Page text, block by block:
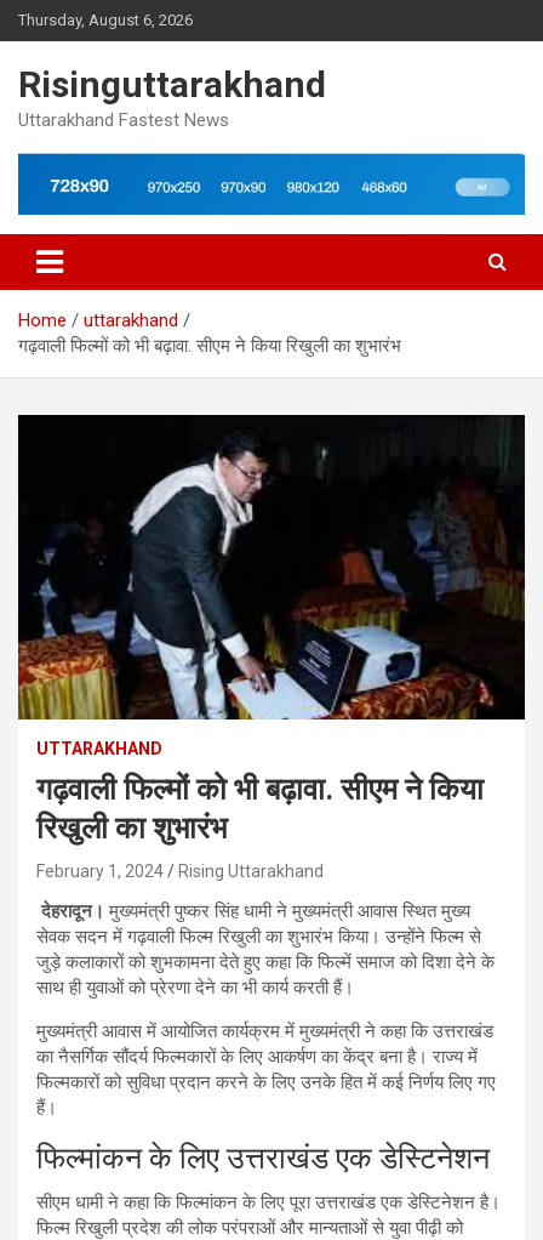
Skip
to
Thursday, August 6, 2026
Risinguttarakhand
Uttarakhand Fastest News
Home
uttarakhand
गढ़वाली फिल्मों को भी बढ़ावा. सीएम ने किया रिखुली का शुभारंभ
UTTARAKHAND
गढ़वाली फिल्मों को भी बढ़ावा. सीएम ने किया
रिखुली का शुभारंभ
February 1, 2024 Rising Uttarakhand
देहरादून। मुख्यमंत्री पुष्कर सिंह धामी ने मुख्यमंत्री आवास स्थित मुख्य
सेवक सदन में गढ़वाली फिल्म रिखुली का शुभारंभ किया। उन्होंने फिल्म से
जुड़े कलाकारों को शुभकामना देते हुए कहा कि फिल्में समाज को दिशा देने के
साथ ही युवाओं को प्रेरणा देने का भी कार्य करती हैं।
मुख्यमंत्री आवास में आयोजित कार्यक्रम में मुख्यमंत्री ने कहा कि उत्तराखंड
का नैसर्गिक सौंदर्य फिल्मकारों के लिए आकर्षण का केंद्र बना है। राज्य में
फिल्मकारों को सुविधा प्रदान करने के लिए उनके हित में कई निर्णय लिए गए
हैं।
फिल्मांकन के लिए उत्तराखंड एक डेस्टिनेशन
सीएम धामी ने कहा कि फिल्मांकन के लिए पूरा उत्तराखंड एक डेस्टिनेशन है।
फिल्म रिखुली प्रदेश की लोक परंपराओं और मान्यताओं से युवा पीढ़ी को